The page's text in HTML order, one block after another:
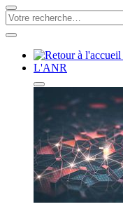
L'ANR